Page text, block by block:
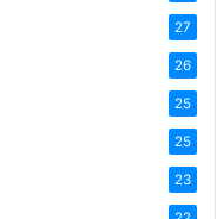
27
26
25
25
23